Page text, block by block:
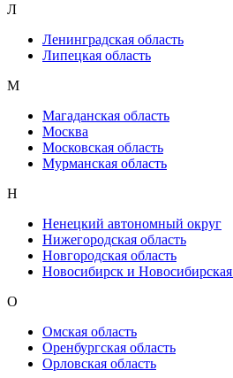
Л
Ленинградская область
Липецкая область
М
Магаданская область
Москва
Московская область
Мурманская область
Н
Ненецкий автономный округ
Нижегородская область
Новгородская область
Новосибирск и Новосибирская
О
Омская область
Оренбургская область
Орловская область